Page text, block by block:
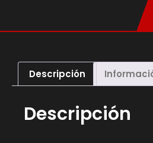
Descripción
Descripción